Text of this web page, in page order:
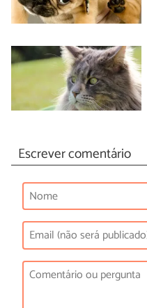
Escrever comentário